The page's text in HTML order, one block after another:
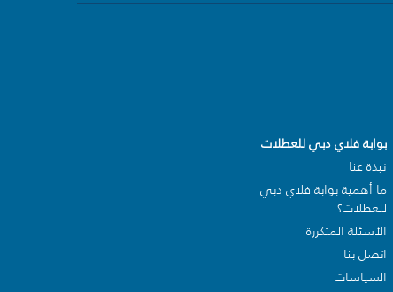
بوابة فلاي دبي للعطلات
نبذة عنا
ما أهمية بوابة فلاي دبي
للعطلات؟
الأسئلة المتكررة
اتصل بنا
السياسات